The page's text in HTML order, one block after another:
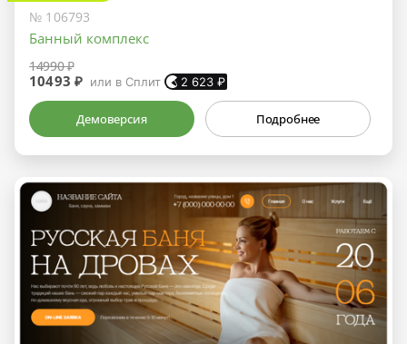
№ 106793
Банный комплекс
14990 ₽
10493 ₽ или в Сплит 2 623 ₽
Демоверсия Подробнее